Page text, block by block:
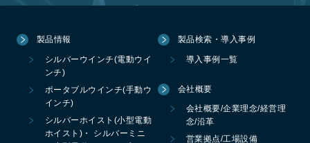
製品情報
シルバーウインチ(電動ウイ
ンチ)
ポータブルウインチ(手動ウ
インチ)
シルバーホイスト(小型電動
ホイスト)・ シルバーミニ
製品検索・導入事例
導入事例一覧
会社概要
会社概要/企業理念/経営理
念/沿革
営業拠点/工場設備